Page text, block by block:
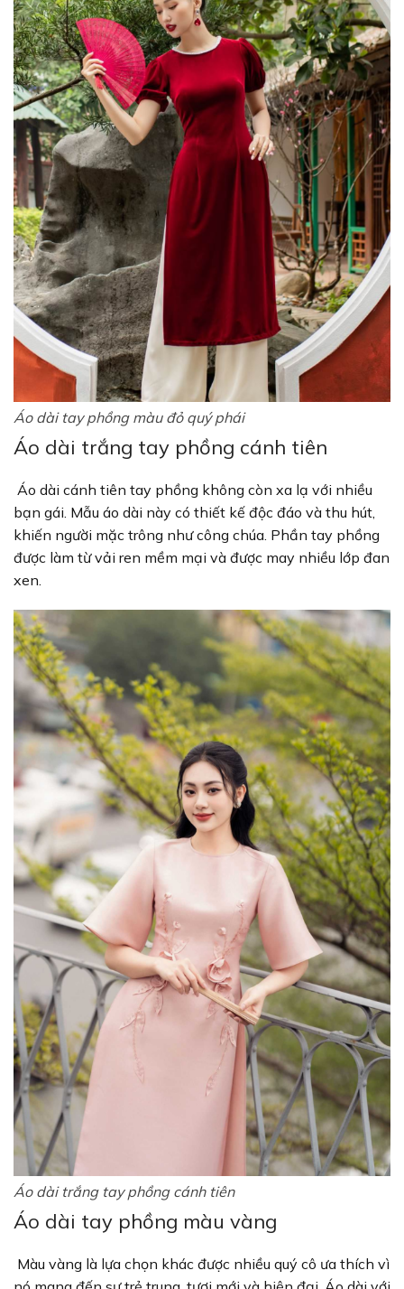
Áo dài tay phồng màu đỏ quý phái
Áo dài trắng tay phồng cánh tiên
Áo dài cánh tiên tay phồng không còn xa lạ với nhiều
bạn gái. Mẫu áo dài này có thiết kế độc đáo và thu hút,
khiến người mặc trông như công chúa. Phần tay phồng
được làm từ vải ren mềm mại và được may nhiều lớp đan
xen.
Áo dài trắng tay phồng cánh tiên
Áo dài tay phồng màu vàng
Màu vàng là lựa chọn khác được nhiều quý cô ưa thích vì